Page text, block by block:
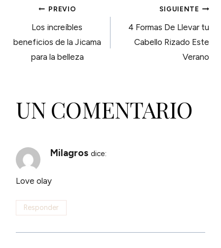
NAVEGACIÓN
DE
PREVIO
Los increíbles
beneficios de la Jicama
para la belleza
SIGUIENTE
4 Formas De Llevar tu
Cabello Rizado Este
Verano
UN COMENTARIO
Milagros dice:
Love olay
Responder